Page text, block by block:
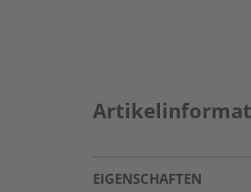
EIGENSCHAFTEN